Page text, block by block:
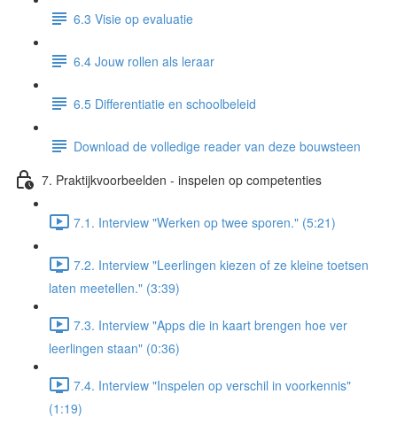
6.3 Visie op evaluatie
6.4 Jouw rollen als leraar
6.5 Differentiatie en schoolbeleid
Download de volledige reader van deze bouwsteen
7. Praktijkvoorbeelden - inspelen op competenties
7.1. Interview "Werken op twee sporen." (5:21)
7.2. Interview "Leerlingen kiezen of ze kleine toetsen
laten meetellen." (3:39)
7.3. Interview "Apps die in kaart brengen hoe ver
leerlingen staan" (0:36)
7.4. Interview "Inspelen op verschil in voorkennis"
(1:19)